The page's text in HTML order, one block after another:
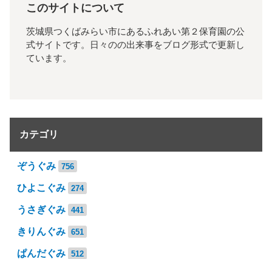
このサイトについて
茨城県つくばみらい市にあるふれあい第２保育園の公
式サイトです。日々のの出来事をブログ形式で更新し
ています。
カテゴリ
ぞうぐみ 756
ひよこぐみ 274
うさぎぐみ 441
きりんぐみ 651
ぱんだぐみ 512